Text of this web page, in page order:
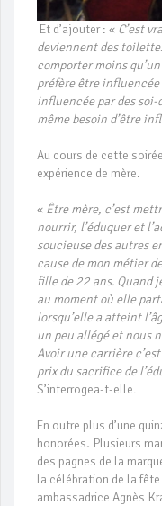
Et d’ajouter : « C’est
deviennent des
comporter moins
préfère être influencée
influencée par des
même besoin d’être
Au cours de cette
expérience de mère.
« Être mère, c’est
nourrir, l’éduquer et
soucieuse des autres
cause de mon métier
fille de 22 ans. Quand
au moment où elle
lorsqu’elle a atteint
un peu allégé et nous
Avoir une carrière
prix du sacrifice de
S’interrogea-t-elle.
En outre plus d’une
honorées. Plusieurs
des pagnes de la
la célébration de la
ambassadrice Agnès